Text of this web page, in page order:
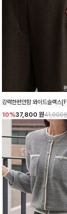
강력한편안함 와이드슬랙스
10%37,800 원41,900